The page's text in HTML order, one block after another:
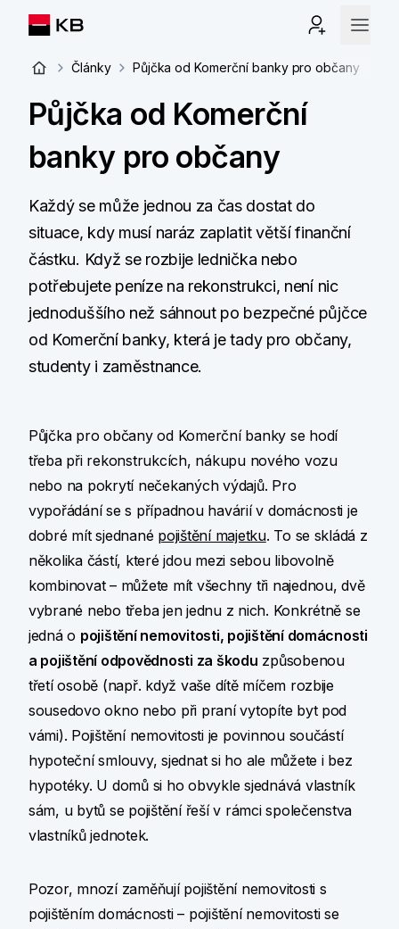
Články Půjčka od Komerční banky pro občany
Půjčka od Komerční
banky pro občany
Každý se může jednou za čas dostat do
situace, kdy musí naráz zaplatit větší finanční
částku. Když se rozbije lednička nebo
potřebujete peníze na rekonstrukci, není nic
jednoduššího než sáhnout po bezpečné půjčce
od Komerční banky, která je tady pro občany,
studenty i zaměstnance.
Půjčka pro občany od Komerční banky se hodí
třeba při rekonstrukcích, nákupu nového vozu
nebo na pokrytí nečekaných výdajů. Pro
vypořádání se s případnou havárií v domácnosti je
dobré mít sjednané pojištění majetku. To se skládá z
několika částí, které jdou mezi sebou libovolně
kombinovat – můžete mít všechny tři najednou, dvě
vybrané nebo třeba jen jednu z nich. Konkrétně se
jedná o pojištění nemovitosti, pojištění domácnosti
a pojištění odpovědnosti za škodu způsobenou
třetí osobě (např. když vaše dítě míčem rozbije
sousedovo okno nebo při praní vytopíte byt pod
vámi). Pojištění nemovitosti je povinnou součástí
hypoteční smlouvy, sjednat si ho ale můžete i bez
hypotéky. U domů si ho obvykle sjednává vlastník
sám, u bytů se pojištění řeší v rámci společenstva
vlastníků jednotek.
Pozor, mnozí zaměňují pojištění nemovitosti s
pojištěním domácnosti – pojištění nemovitosti se